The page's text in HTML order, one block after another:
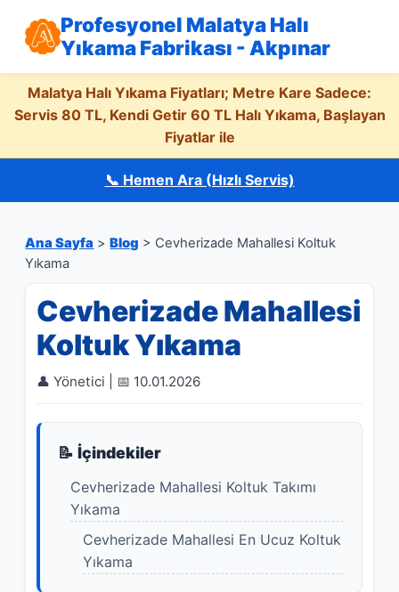
Profesyonel Malatya Halı
Yıkama Fabrikası - Akpınar
Malatya Halı Yıkama Fiyatları; Metre Kare Sadece:
Servis 80 TL, Kendi Getir 60 TL Halı Yıkama, Başlayan
Fiyatlar ile
📞 Hemen Ara (Hızlı Servis)
Ana Sayfa >Blog > Cevherizade Mahallesi Koltuk
Yıkama
Cevherizade Mahallesi
Koltuk Yıkama
👤 Yönetici | 📅 10.01.2026
📝 İçindekiler
Cevherizade Mahallesi Koltuk Takımı
Yıkama
Cevherizade Mahallesi En Ucuz Koltuk
Yıkama